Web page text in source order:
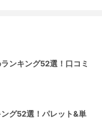
ンキング52選！口コミ
グ52選！パレット&単